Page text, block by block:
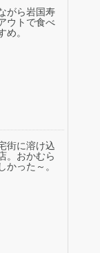
がら岩国寿
ウトで食べ
め。
街に溶け込
。おかむら
かった～。